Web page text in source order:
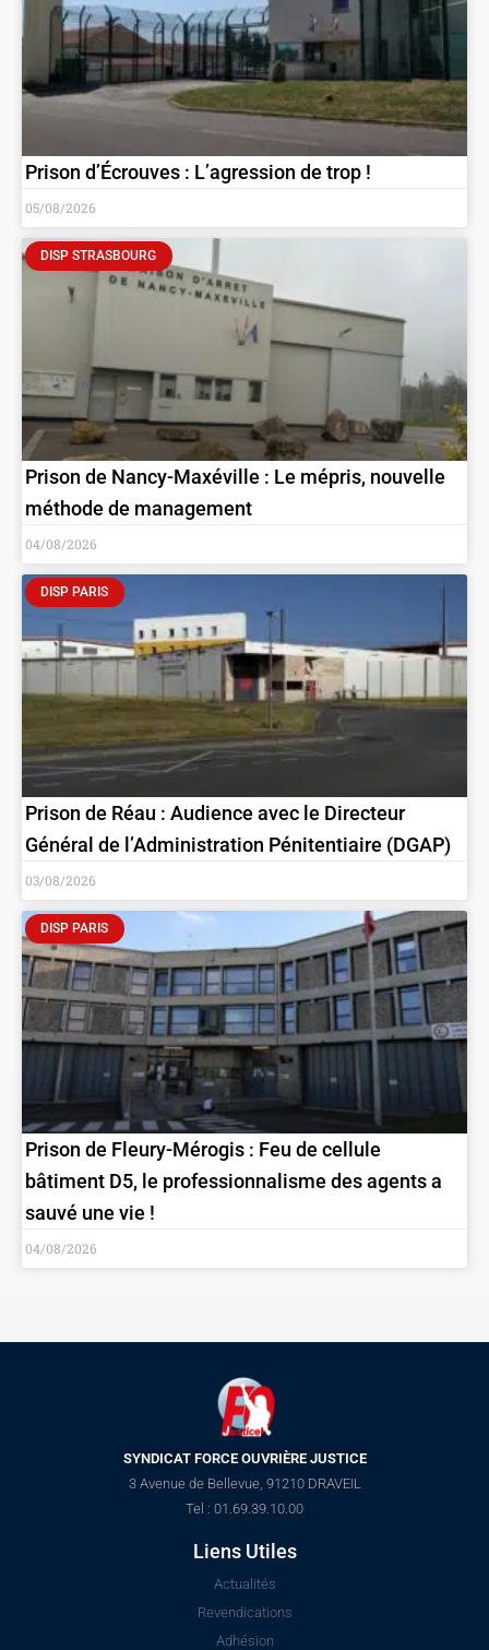
Prison d’Écrouves : L’agression de trop !
05/08/2026
DISP STRASBOURG
Prison de Nancy-Maxéville : Le mépris, nouvelle
méthode de management
04/08/2026
DISP PARIS
Prison de Réau : Audience avec le Directeur
Général de l’Administration Pénitentiaire (DGAP)
03/08/2026
DISP PARIS
Prison de Fleury-Mérogis : Feu de cellule
bâtiment D5, le professionnalisme des agents a
sauvé une vie !
04/08/2026
SYNDICAT FORCE OUVRIÈRE JUSTICE
3 Avenue de Bellevue, 91210 DRAVEIL
Tel : 01.69.39.10.00
Liens Utiles
Actualités
Revendications
Adhésion